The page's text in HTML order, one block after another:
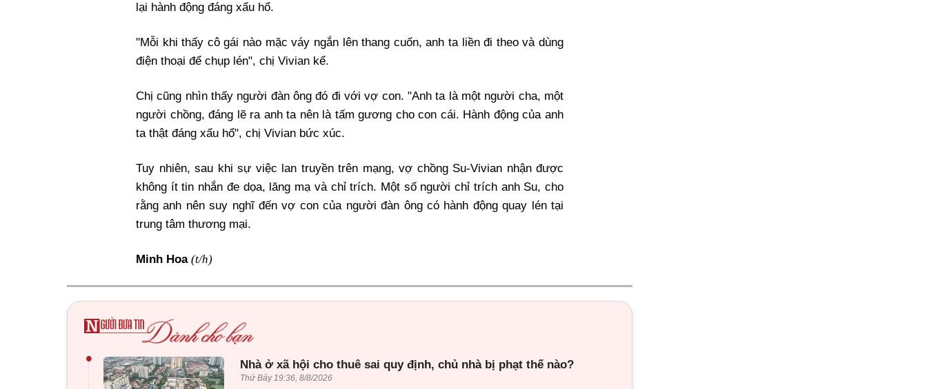
lại hành động đáng xấu hổ.
"Mỗi khi thấy cô gái nào mặc váy ngắn lên thang cuốn, anh ta liền đi theo và dùng
điện thoại để chụp lén", chị Vivian kể.
Chị cũng nhìn thấy người đàn ông đó đi với vợ con. "Anh ta là một người cha, một
người chồng, đáng lẽ ra anh ta nên là tấm gương cho con cái. Hành động của anh
ta thật đáng xấu hổ", chị Vivian bức xúc.
Tuy nhiên, sau khi sự việc lan truyền trên mạng, vợ chồng Su-Vivian nhận được
không ít tin nhắn đe dọa, lăng mạ và chỉ trích. Một số người chỉ trích anh Su, cho
rằng anh nên suy nghĩ đến vợ con của người đàn ông có hành động quay lén tại
trung tâm thương mại.
Minh Hoa (t/h)
• Nhà ở xã hội cho thuê sai quy định, chủ nhà bị phạt thế nào?
Thứ Bảy 19:36, 8/8/2026